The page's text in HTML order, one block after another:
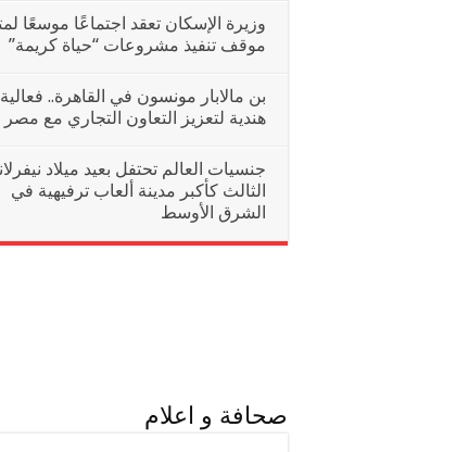
وزيرة الإسكان تعقد اجتماعًا موسعًا
موقف تنفيذ مشروعات “حياة كريمة”
بن مالابار مونسون في القاهرة.. فعالية
هندية لتعزيز التعاون التجاري مع مصر
جنسيات العالم تحتفل بعيد ميلاد
الثالث كأكبر مدينة ألعاب ترفيهية في
الشرق الأوسط
صحافة و اعلام